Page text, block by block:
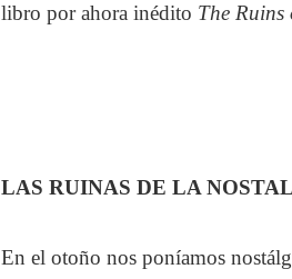
libro por ahora inédito The
LAS RUINAS DE LA
En el otoño nos poníamos